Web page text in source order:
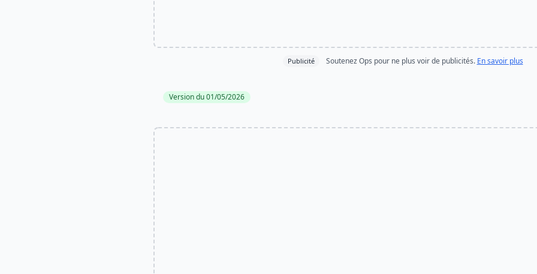
Publicité Soutenez Ops pour ne plus voir de publicités. En savoir plus
Version du 01/05/2026